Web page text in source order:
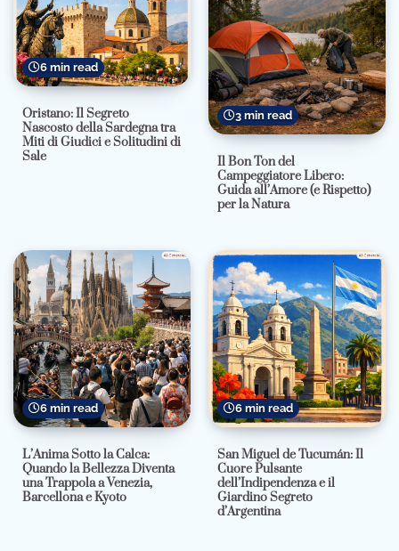
6 min read
Oristano: Il Segreto
Nascosto della Sardegna tra
Miti di Giudici e Solitudini di
Sale
3 min read
Il Bon Ton del
Campeggiatore Libero:
Guida all’Amore (e Rispetto)
per la Natura
6 min read
L’Anima Sotto la Calca:
Quando la Bellezza Diventa
una Trappola a Venezia,
Barcellona e Kyoto
6 min read
San Miguel de Tucumán: Il
Cuore Pulsante
dell’Indipendenza e il
Giardino Segreto
d’Argentina